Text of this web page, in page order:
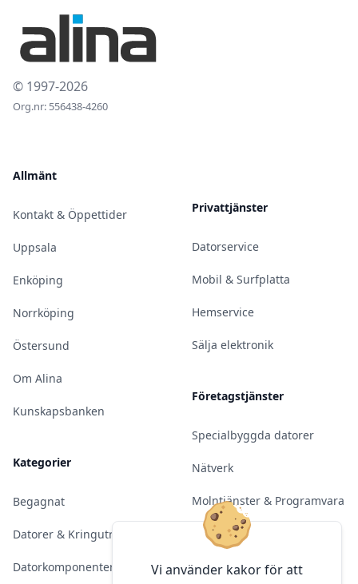
Vi använder kakor för att
© 1997-2026
Org.nr: 556438-4260
Allmänt
Kontakt & Öppettider
Uppsala
Enköping
Norrköping
Östersund
Om Alina
Kunskapsbanken
Kategorier
Begagnat
Datorer & Kringutrustning
Datorkomponenter
Privattjänster
Datorservice
Mobil & Surfplatta
Hemservice
Sälja elektronik
Företagstjänster
Specialbyggda datorer
Nätverk
Molntjänster & Programvara
Server & Backup
Kameraövervakning